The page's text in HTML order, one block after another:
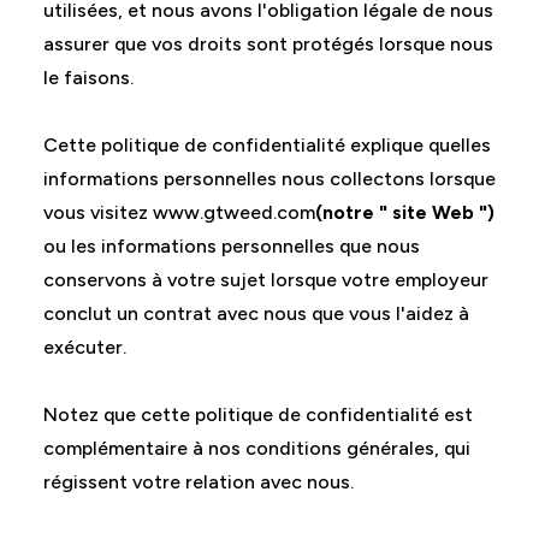
utilisées, et nous avons l'obligation légale de nous
assurer que vos droits sont protégés lorsque nous
le faisons.
Cette politique de confidentialité explique quelles
informations personnelles nous collectons lorsque
vous visitez www.gtweed.com(notre " site Web ")
ou les informations personnelles que nous
conservons à votre sujet lorsque votre employeur
conclut un contrat avec nous que vous l'aidez à
exécuter.
Notez que cette politique de confidentialité est
complémentaire à nos conditions générales, qui
régissent votre relation avec nous.